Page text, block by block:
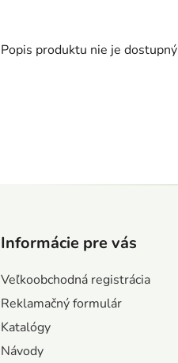
Popis produktu nie je dostupný
Informácie pre vás
Veľkoobchodná registrácia
Reklamačný formulár
Katalógy
Návody